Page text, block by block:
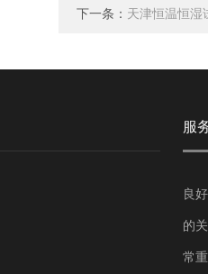
下一条： 天津恒温恒湿
服
良
的
常